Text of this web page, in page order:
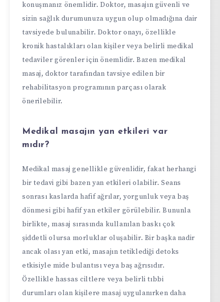
konuşmanız önemlidir. Doktor, masajın güvenli ve
sizin sağlık durumunuza uygun olup olmadığına dair
tavsiyede bulunabilir. Doktor onayı, özellikle
kronik hastalıkları olan kişiler veya belirli medikal
tedaviler görenler için önemlidir. Bazen medikal
masaj, doktor tarafından tavsiye edilen bir
rehabilitasyon programının parçası olarak
önerilebilir.
Medikal masajın yan etkileri var
mıdır?
Medikal masaj genellikle güvenlidir, fakat herhangi
bir tedavi gibi bazen yan etkileri olabilir. Seans
sonrası kaslarda hafif ağrılar, yorgunluk veya baş
dönmesi gibi hafif yan etkiler görülebilir. Bununla
birlikte, masaj sırasında kullanılan baskı çok
şiddetli olursa morluklar oluşabilir. Bir başka nadir
ancak olası yan etki, masajın tetiklediği detoks
etkisiyle mide bulantısı veya baş ağrısıdır.
Özellikle hassas ciltlere veya belirli tıbbi
durumları olan kişilere masaj uygulanırken daha